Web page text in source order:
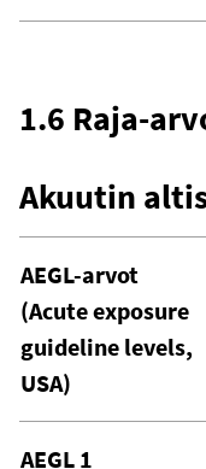
1.6 Raja-
Akuutin
AEGL-arvot
(Acute exposure
guideline levels,
USA)
AEGL 1